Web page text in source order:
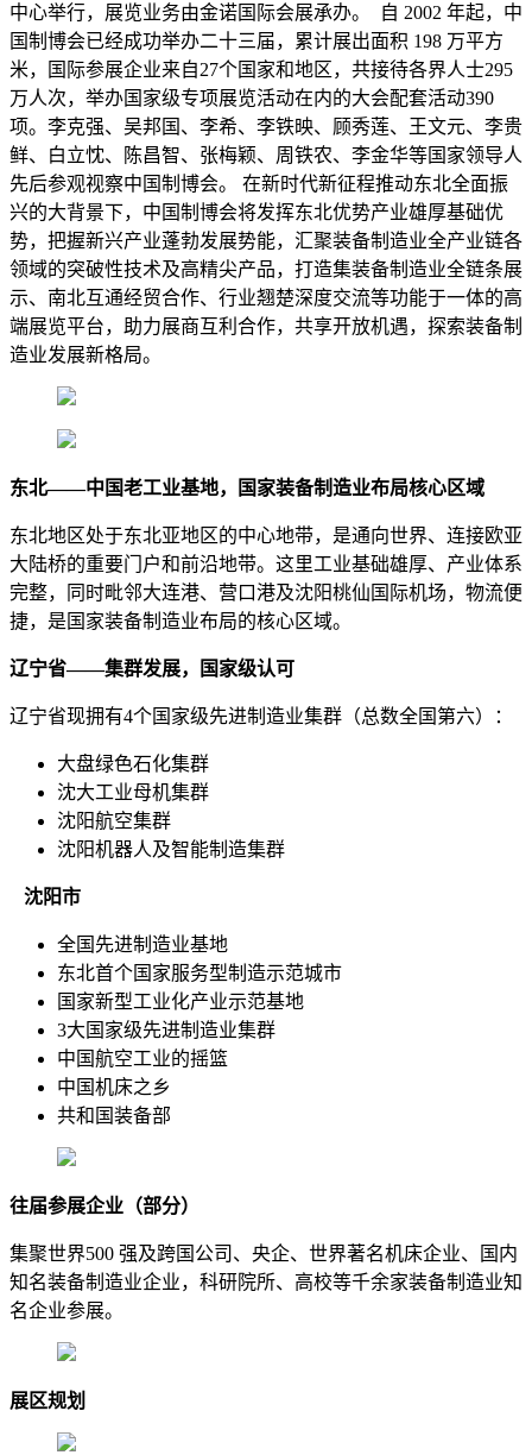
中心举行，展览业务由金诺国际会展承办。 自 2002 年起，中
国制博会已经成功举办二十三届，累计展出面积 198 万平方
米，国际参展企业来自27个国家和地区，共接待各界人士295
万人次，举办国家级专项展览活动在内的大会配套活动390
项。李克强、吴邦国、李希、李铁映、顾秀莲、王文元、李贵
鲜、白立忱、陈昌智、张梅颖、周铁农、李金华等国家领导人
先后参观视察中国制博会。 在新时代新征程推动东北全面振
兴的大背景下，中国制博会将发挥东北优势产业雄厚基础优
势，把握新兴产业蓬勃发展势能，汇聚装备制造业全产业链各
领域的突破性技术及高精尖产品，打造集装备制造业全链条展
示、南北互通经贸合作、行业翘楚深度交流等功能于一体的高
端展览平台，助力展商互利合作，共享开放机遇，探索装备制
造业发展新格局。
东北——中国老工业基地，国家装备制造业布局核心区域
东北地区处于东北亚地区的中心地带，是通向世界、连接欧亚
大陆桥的重要门户和前沿地带。这里工业基础雄厚、产业体系
完整，同时毗邻大连港、营口港及沈阳桃仙国际机场，物流便
捷，是国家装备制造业布局的核心区域。
辽宁省——集群发展，国家级认可
辽宁省现拥有4个国家级先进制造业集群（总数全国第六）：
大盘绿色石化集群
沈大工业母机集群
沈阳航空集群
沈阳机器人及智能制造集群
沈阳市
全国先进制造业基地
东北首个国家服务型制造示范城市
国家新型工业化产业示范基地
3大国家级先进制造业集群
中国航空工业的摇篮
中国机床之乡
共和国装备部
往届参展企业（部分）
集聚世界500 强及跨国公司、央企、世界著名机床企业、国内
知名装备制造业企业，科研院所、高校等千余家装备制造业知
名企业参展。
展区规划